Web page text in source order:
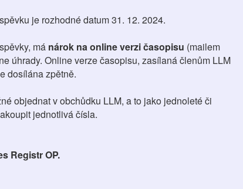
je rozhodné datum 31. 12. 2024.
má nárok na online verzi časopisu (mailem
úhrady. Online verze časopisu, zasílaná členům LLM
dosílána zpětně.
objednat v obchůdku LLM, a to jako jednoleté či
jednotlivá čísla.
Registr OP.